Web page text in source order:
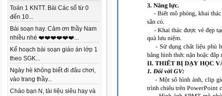
Toán 1 KNTT. Bài Các số từ 0
đến 10...
Bài soạn hay. Cảm ơn thầy Nam
nhiều nhé ❤️❤️❤️❤️❤️❤️...
Kế hoạch bài soạn giáo án lớp 1
theo SGK...
Ngày hè không biết đi đâu chơi,
vào trang thầy...
Chào bạn N, tài liệu siêu hay và